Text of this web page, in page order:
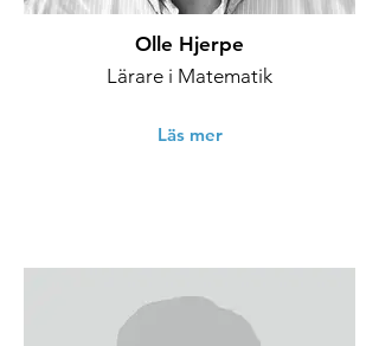
Olle Hjerpe
Lärare i Matematik
Läs mer